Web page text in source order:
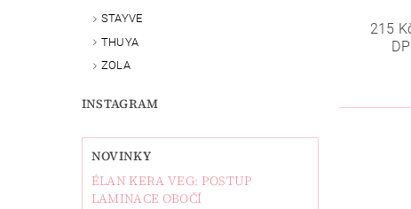
STAYVE
THUYA
ZOLA
INSTAGRAM
NOVINKY
ÉLAN KERA VEG: POSTUP
LAMINACE OBOČÍ
215